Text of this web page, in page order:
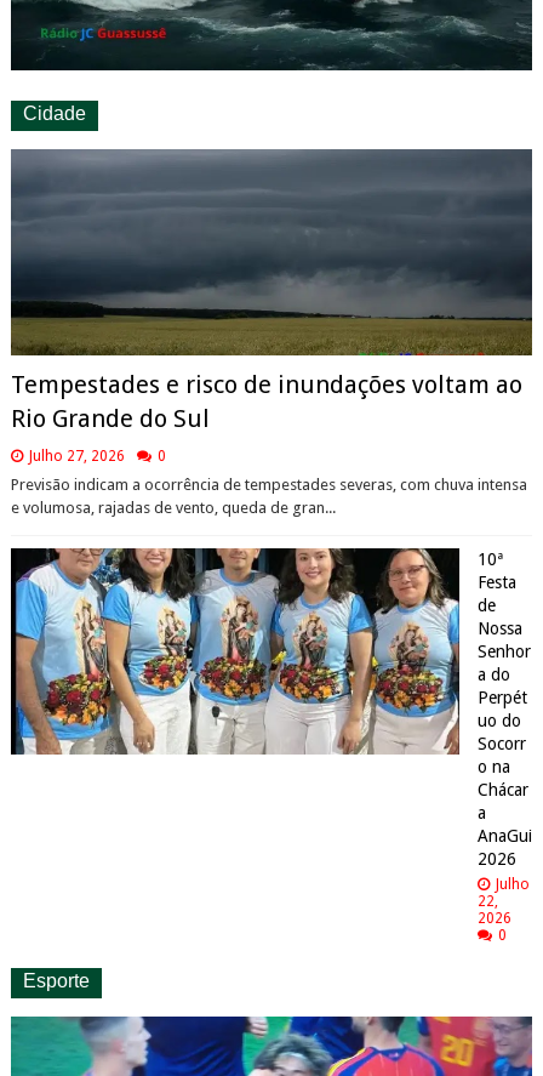
Cidade
Tempestades e risco de inundações voltam ao
Rio Grande do Sul
Julho 27, 2026 0
Previsão indicam a ocorrência de tempestades severas, com chuva intensa
e volumosa, rajadas de vento, queda de gran...
10ª
Festa
de
Nossa
Senhor
a do
Perpét
uo do
Socorr
o na
Chácar
a
AnaGui
2026
Julho
22,
2026
0
Esporte